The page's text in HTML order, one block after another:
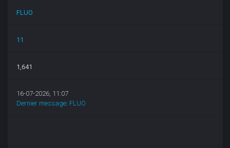
FLUO
11
1,641
16-07-2026, 11:07
Dernier message: FLUO